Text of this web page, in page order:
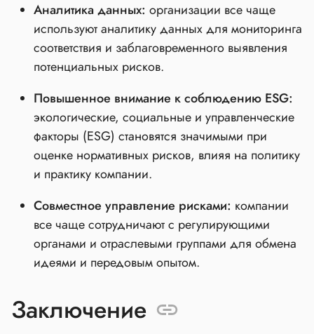
Аналитика данных: организации все чаще
используют аналитику данных для мониторинга
соответствия и заблаговременного выявления
потенциальных рисков.
Повышенное внимание к соблюдению ESG:
экологические, социальные и управленческие
факторы (ESG) становятся значимыми при
оценке нормативных рисков, влияя на политику
и практику компании.
Совместное управление рисками: компании
все чаще сотрудничают с регулирующими
органами и отраслевыми группами для обмена
идеями и передовым опытом.
Заключение